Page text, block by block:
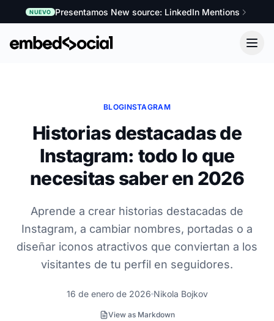
NUEVO Presentamos New source: LinkedIn Mentions
BLOGINSTAGRAM
Historias destacadas de
Instagram: todo lo que
necesitas saber en 2026
Aprende a crear historias destacadas de
Instagram, a cambiar nombres, portadas o a
diseñar iconos atractivos que conviertan a los
visitantes de tu perfil en seguidores.
16 de enero de 2026 Nikola Bojkov
View as Markdown